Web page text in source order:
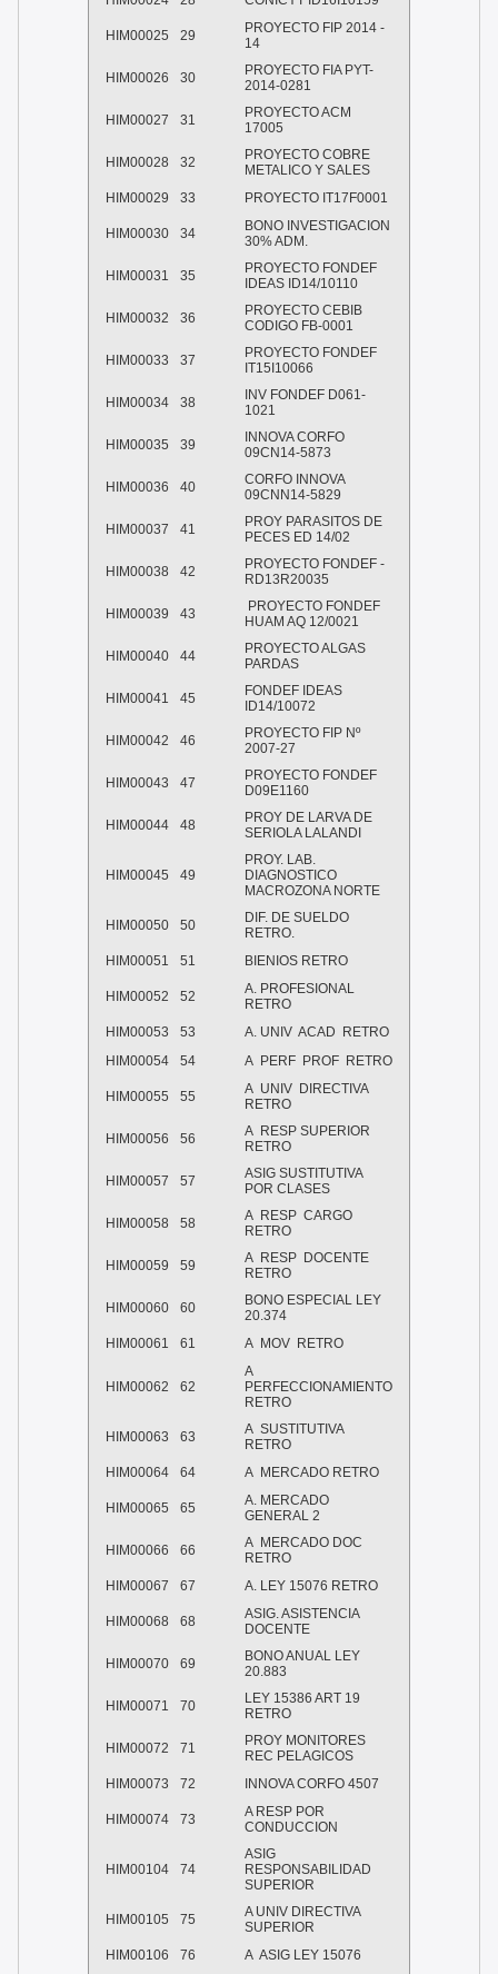
HIM00025 29
PROYECTO FIP 2014 -
14
HIM00026 30
PROYECTO FIA PYT-
2014-0281
HIM00027 31
PROYECTO ACM
17005
HIM00028 32
PROYECTO COBRE
METALICO Y SALES
HIM00029
33 PROYECTO IT17F0001
HIM00030 34
BONO INVESTIGACION
30% ADM.
HIM00031 35
PROYECTO FONDEF
IDEAS ID14/10110
HIM00032 36
PROYECTO CEBIB
CODIGO FB-0001
HIM00033 37
PROYECTO FONDEF
IT15I10066
HIM00034 38
INV FONDEF D061-
1021
HIM00035 39
INNOVA CORFO
09CN14-5873
HIM00036 40
CORFO INNOVA
09CNN14-5829
HIM00037 41
PROY PARASITOS DE
PECES ED 14/02
HIM00038 42
PROYECTO FONDEF -
RD13R20035
HIM00039 43
PROYECTO FONDEF
HUAM AQ 12/0021
HIM00040 44
PROYECTO ALGAS
PARDAS
HIM00041 45
FONDEF IDEAS
ID14/10072
HIM00042 46
PROYECTO FIP Nº
2007-27
HIM00043 47
PROYECTO FONDEF
D09E1160
HIM00044 48
PROY DE LARVA DE
SERIOLA LALANDI
HIM00045 49
PROY. LAB.
DIAGNOSTICO
MACROZONA NORTE
HIM00050 50
DIF. DE SUELDO
RETRO.
HIM00051
51 BIENIOS RETRO
HIM00052 52
A. PROFESIONAL
RETRO
HIM00053
53
A. UNIV ACAD RETRO
HIM00054
54 A PERF PROF RETRO
HIM00055 55
A UNIV DIRECTIVA
RETRO
HIM00056 56
A RESP SUPERIOR
RETRO
HIM00057 57
ASIG SUSTITUTIVA
POR CLASES
HIM00058 58
A RESP CARGO
RETRO
HIM00059 59
A RESP DOCENTE
RETRO
HIM00060 60
BONO ESPECIAL LEY
20.374
HIM00061
61 A MOV RETRO
HIM00062 62
A
PERFECCIONAMIENTO
RETRO
HIM00063 63
A SUSTITUTIVA
RETRO
HIM00064
64 A MERCADO RETRO
HIM00065 65
A. MERCADO
GENERAL 2
HIM00066 66
A MERCADO DOC
RETRO
HIM00067
67 A. LEY 15076 RETRO
HIM00068 68
ASIG. ASISTENCIA
DOCENTE
HIM00070 69
BONO ANUAL LEY
20.883
HIM00071 70
LEY 15386 ART 19
RETRO
HIM00072 71
PROY MONITORES
REC PELAGICOS
HIM00073
72 INNOVA CORFO 4507
HIM00074 73
A RESP POR
CONDUCCION
HIM00104 74
ASIG
RESPONSABILIDAD
SUPERIOR
HIM00105 75
A UNIV DIRECTIVA
SUPERIOR
HIM00106
76 A ASIG LEY 15076